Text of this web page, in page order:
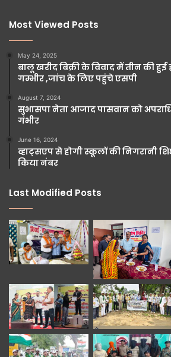
Most Viewed Posts
May 24, 2025
बालू खरीद बिक्री के विवाद में तीन की हुई
गम्भीर ,जांच के लिए पहुंचे एसपी
August 7, 2024
सुभासपा नेता आजाद पासवान को
गंभीर
June 16, 2024
व्हाट्सएप से होगी स्कूलों की निगरानी
किया नंबर
Last Modified Posts